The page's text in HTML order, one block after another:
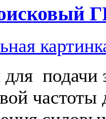
подачи
частоты